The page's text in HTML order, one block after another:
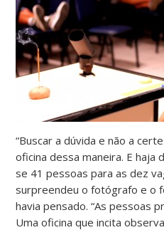
“Buscar a dúvida e não a
oficina dessa maneira. E haja
se 41 pessoas para as dez
surpreendeu o fotógrafo e o
havia pensado. “As pessoas
Uma oficina que incita